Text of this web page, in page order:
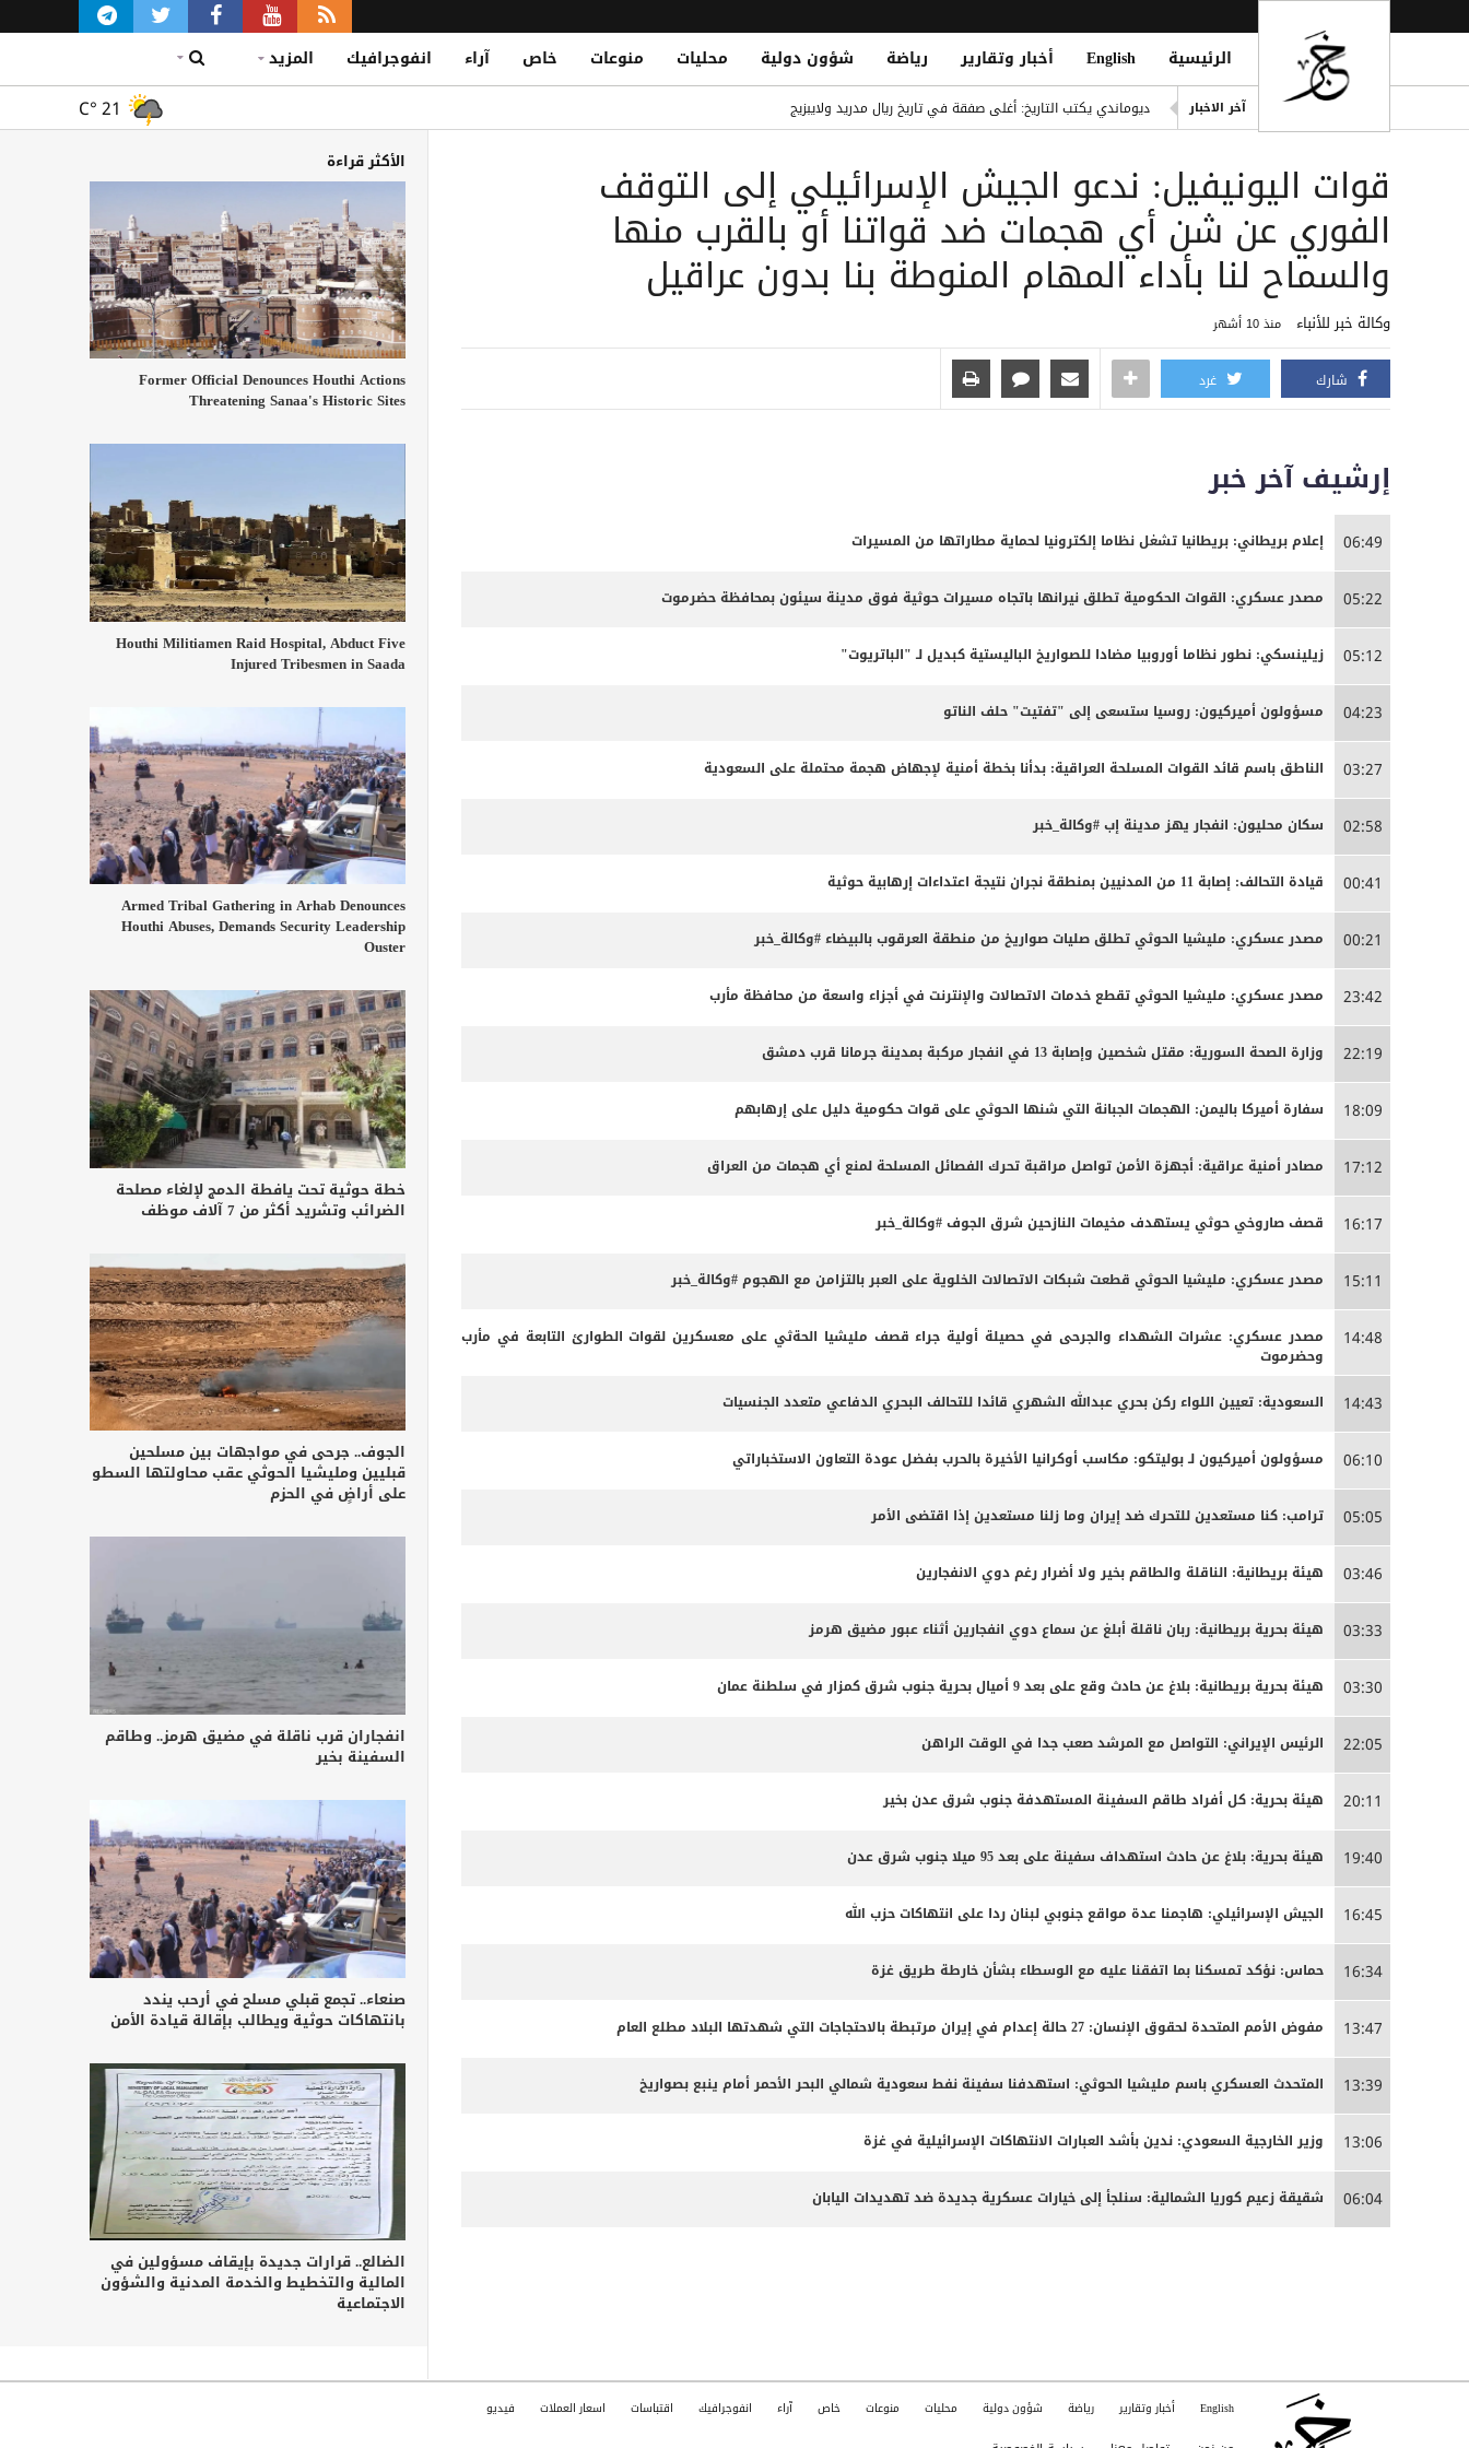
الرئيسية English أخبار وتقارير رياضة شؤون دولية محليات منوعات خاص آراء انفوجرافيك المزيد
آخر الاخبار
ديوماندي يكتب التاريخ: أغلى صفقة في تاريخ ريال مدريد ولايبزيج
انفراد| مصادر تكشف مشاركة عناصر من تنظيم القاعدة في الهجوم الحوثي على معسكر الرويك بمأرب
هيثم حسن يوقع لسيلتيك الاسكتلندي حتى 2030
التحالف: هجوم حوثي يستهدف أعياناً مدنية في نجران ويصيب 11 مدنياً بينهم امرأة وطفل
C° 21
قوات اليونيفيل: ندعو الجيش الإسرائيلي إلى التوقف
الفوري عن شن أي هجمات ضد قواتنا أو بالقرب منها
والسماح لنا بأداء المهام المنوطة بنا بدون عراقيل
وكالة خبر للأنباء منذ 10 أشهر
شارك غرد
إرشيف آخر خبر
06:49 إعلام بريطاني: بريطانيا تشغل نظاما إلكترونيا لحماية مطاراتها من المسيرات
05:22 مصدر عسكري: القوات الحكومية تطلق نيرانها باتجاه مسيرات حوثية فوق مدينة سيئون بمحافظة حضرموت
05:12 زيلينسكي: نطور نظاما أوروبيا مضادا للصواريخ الباليستية كبديل لـ "الباتريوت"
04:23 مسؤولون أميركيون: روسيا ستسعى إلى "تفتيت" حلف الناتو
03:27 الناطق باسم قائد القوات المسلحة العراقية: بدأنا بخطة أمنية لإجهاض هجمة محتملة على السعودية
02:58 سكان محليون: انفجار يهز مدينة إب #وكالة_خبر
00:41 قيادة التحالف: إصابة 11 من المدنيين بمنطقة نجران نتيجة اعتداءات إرهابية حوثية
00:21 مصدر عسكري: مليشيا الحوثي تطلق صليات صواريخ من منطقة العرقوب بالبيضاء #وكالة_خبر
23:42 مصدر عسكري: مليشيا الحوثي تقطع خدمات الاتصالات والإنترنت في أجزاء واسعة من محافظة مأرب
22:19 وزارة الصحة السورية: مقتل شخصين وإصابة 13 في انفجار مركبة بمدينة جرمانا قرب دمشق
18:09 سفارة أميركا باليمن: الهجمات الجبانة التي شنها الحوثي على قوات حكومية دليل على إرهابهم
17:12 مصادر أمنية عراقية: أجهزة الأمن تواصل مراقبة تحرك الفصائل المسلحة لمنع أي هجمات من العراق
16:17 قصف صاروخي حوثي يستهدف مخيمات النازحين شرق الجوف #وكالة_خبر
15:11 مصدر عسكري: مليشيا الحوثي قطعت شبكات الاتصالات الخلوية على العبر بالتزامن مع الهجوم #وكالة_خبر
14:48
مصدر عسكري: عشرات الشهداء والجرحى ‏في حصيلة أولية جراء قصف مليشيا الحةثي على معسكرين لقوات الطوارئ التابعة في مأرب
وحضرموت
14:43 السعودية: تعيين اللواء ركن بحري عبدالله الشهري قائدا للتحالف البحري الدفاعي متعدد الجنسيات
06:10 مسؤولون أميركيون لـ بوليتكو: مكاسب أوكرانيا الأخيرة بالحرب بفضل عودة التعاون الاستخباراتي
05:05 ترامب: كنا مستعدين للتحرك ضد إيران وما زلنا مستعدين إذا اقتضى الأمر
03:46 هيئة بريطانية: الناقلة والطاقم بخير ولا أضرار رغم دوي الانفجارين
03:33 هيئة بحرية بريطانية: ربان ناقلة أبلغ عن سماع دوي انفجارين أثناء عبور مضيق هرمز
03:30 هيئة بحرية بريطانية: بلاغ عن حادث وقع على بعد 9 أميال بحرية جنوب شرق كمزار في سلطنة عمان
22:05 الرئيس الإيراني: التواصل مع المرشد صعب جدا في الوقت الراهن
20:11 هيئة بحرية: كل أفراد طاقم السفينة المستهدفة جنوب شرق عدن بخير
19:40 هيئة بحرية: بلاغ عن حادث استهداف سفينة على بعد 95 ميلا جنوب شرق عدن
16:45 الجيش الإسرائيلي: هاجمنا عدة مواقع جنوبي لبنان ردا على انتهاكات حزب الله
16:34 حماس: نؤكد تمسكنا بما اتفقنا عليه مع الوسطاء بشأن خارطة طريق غزة
13:47 مفوض الأمم المتحدة لحقوق الإنسان: 27 حالة إعدام في إيران مرتبطة بالاحتجاجات التي شهدتها البلاد مطلع العام
13:39 المتحدث العسكري باسم مليشيا الحوثي: استهدفنا سفينة نفط سعودية شمالي البحر الأحمر أمام ينبع بصواريخ
13:06 وزير الخارجية السعودي: ندين بأشد العبارات الانتهاكات الإسرائيلية في غزة
06:04 شقيقة زعيم كوريا الشمالية: سنلجأ إلى خيارات عسكرية جديدة ضد تهديدات اليابان
الأكثر قراءة
Former Official Denounces Houthi Actions
Threatening Sanaa's Historic Sites
Houthi Militiamen Raid Hospital, Abduct Five
Injured Tribesmen in Saada
Armed Tribal Gathering in Arhab Denounces
Houthi Abuses, Demands Security Leadership
Ouster
خطة حوثية تحت يافطة الدمج لإلغاء مصلحة
الضرائب وتشريد أكثر من 7 آلاف موظف
الجوف.. جرحى في مواجهات بين مسلحين
قبليين ومليشيا الحوثي عقب محاولتها السطو
على أراضٍ في الحزم
انفجاران قرب ناقلة في مضيق هرمز.. وطاقم
السفينة بخير
صنعاء.. تجمع قبلي مسلح في أرحب يندد
بانتهاكات حوثية ويطالب بإقالة قيادة الأمن
الضالع.. قرارات جديدة بإيقاف مسؤولين في
المالية والتخطيط والخدمة المدنية والشؤون
الاجتماعية
English أخبار وتقارير رياضة شؤون دولية محليات منوعات خاص آراء انفوجرافيك اقتباسات اسعار العملات فيديو